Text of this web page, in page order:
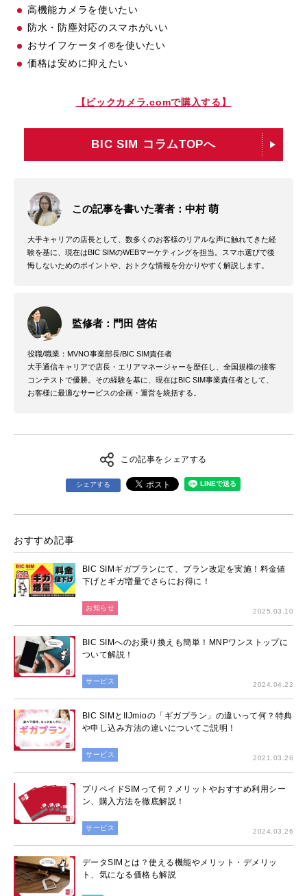
高機能カメラを使いたい
防水・防塵対応のスマホがいい
おサイフケータイ®を使いたい
価格は安めに抑えたい
【ビックカメラ.comで購入する】
BIC SIM コラムTOPへ
この記事を書いた著者：中村 萌
大手キャリアの店長として、数多くのお客様のリアルな声に触れてきた経
験を基に、現在はBIC SIMのWEBマーケティングを担当。スマホ選びで後
悔しないためのポイントや、おトクな情報を分かりやすく解説します。
監修者：門田 啓佑
役職/職業：MVNO事業部長/BIC SIM責任者
大手通信キャリアで店長・エリアマネージャーを歴任し、全国規模の接客
コンテストで優勝。その経験を基に、現在はBIC SIM事業責任者として、
お客様に最適なサービスの企画・運営を統括する。
この記事をシェアする
シェアする
おすすめ記事
BIC SIMギガプランにて、プラン改定を実施！料金値
下げとギガ増量でさらにお得に！
お知らせ 2025.03.10
BIC SIMへのお乗り換えも簡単！MNPワンストップに
ついて解説！
サービス 2024.04.22
BIC SIMとIIJmioの「ギガプラン」の違いって何？特典
や申し込み方法の違いについてご説明！
サービス 2021.03.26
プリペイドSIMって何？メリットやおすすめ利用シー
ン、購入方法を徹底解説！
サービス 2024.03.26
データSIMとは？使える機能やメリット・デメリッ
ト、気になる価格も解説